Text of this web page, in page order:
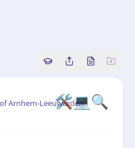
Copy source
Share this
Bekijk
🛠️💻🔍
Arnhem-Leeuwarden·